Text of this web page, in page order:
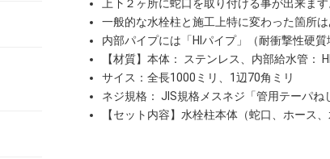
上下２ヶ所に蛇口を取り付ける事が出来ます
一般的な水栓柱と施工上特に変わった箇所は
内部パイプには「HIパイプ」（耐衝撃性硬
【材質】本体： ステンレス、内部給水管：
サイス：全長1000ミリ、1辺70角ミリ
ネジ規格： JIS規格メスネジ「管用テーパね
【セット内容】水栓柱本体（蛇口、ホース